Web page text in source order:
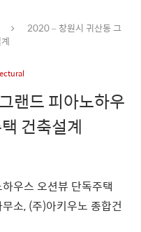
2020 – 창원시 귀산동 그
랜드 피아노하우
건축설계
우스 오션뷰 단독주택
소, (주)아키우노 종합건